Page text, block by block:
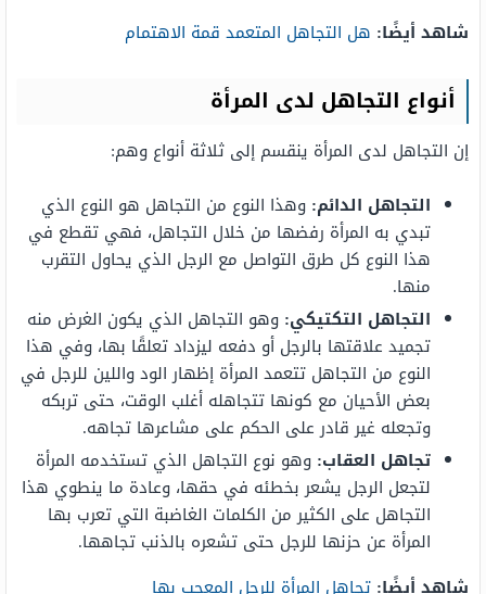
شاهد أيضًا: هل التجاهل المتعمد قمة الاهتمام
أنواع التجاهل لدى المرأة
إن التجاهل لدى المرأة ينقسم إلى ثلاثة أنواع وهم:
التجاهل الدائم: وهذا النوع من التجاهل هو النوع الذي
تبدي به المرأة رفضها من خلال التجاهل، فهي تقطع في
هذا النوع كل طرق التواصل مع الرجل الذي يحاول التقرب
منها.
التجاهل التكتيكي: وهو التجاهل الذي يكون الغرض منه
تجميد علاقتها بالرجل أو دفعه ليزداد تعلقًا بها، وفي هذا
النوع من التجاهل تتعمد المرأة إظهار الود واللين للرجل في
بعض الأحيان مع كونها تتجاهله أغلب الوقت، حتى تربكه
وتجعله غير قادر على الحكم على مشاعرها تجاهه.
تجاهل العقاب: وهو نوع التجاهل الذي تستخدمه المرأة
لتجعل الرجل يشعر بخطئه في حقها، وعادة ما ينطوي هذا
التجاهل على الكثير من الكلمات الغاضبة التي تعرب بها
المرأة عن حزنها للرجل حتى تشعره بالذنب تجاهها.